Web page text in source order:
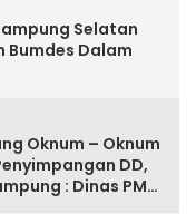
Selatan
Bumdes Dalam
Oknum – Oknum
DD,
PMD